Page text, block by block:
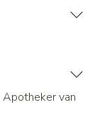
Apotheker van